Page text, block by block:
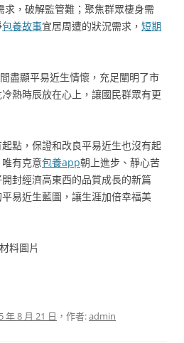
求，破解監管難；聚焦群眾棲身需
包養故事宜居周遭的狀況需求， 短期
盡顯平易近生情懷，充足闡明了市
熱時辰放在心上，讓國民群眾有更
點，保證和改良平易近生也沒有起
有克意包養app朝上進步、靜心苦
封經濟高東西的品質成長的新篇
易近生藍圖，讓生涯加倍幸福美
料圖片
年 8 月 21 日 ，作者:admin